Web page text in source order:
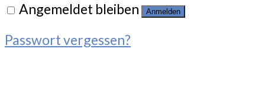
Angemeldet bleiben
Anmelden
Passwort vergessen?